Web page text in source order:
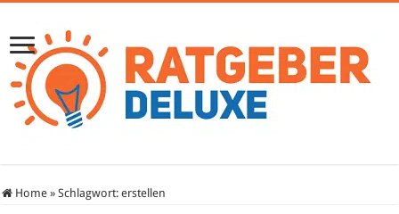
Home » Schlagwort:erstellen